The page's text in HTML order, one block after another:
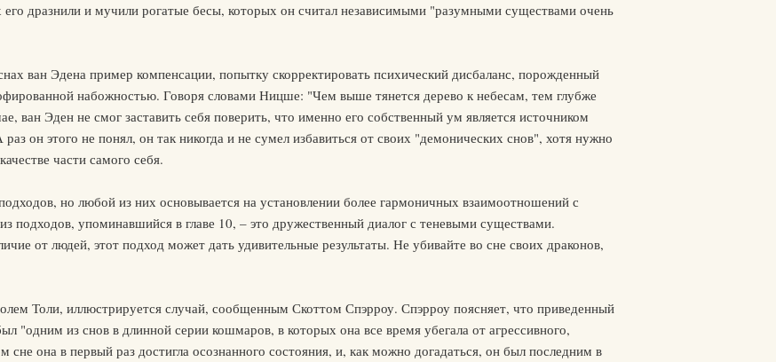
дразнили и мучили рогатые бесы, которых он считал независимыми "разумными существами очень
ван Эдена пример компенсации, попытку скорректировать психический дисбаланс, порожденный
набожностью. Говоря словами Ницше: "Чем выше тянется дерево к небесам, тем глубже
ван Эден не смог заставить себя поверить, что именно его собственный ум является источником
он этого не понял, он так никогда и не сумел избавиться от своих "демонических снов", хотя нужно
части самого себя.
но любой из них основывается на установлении более гармоничных взаимоотношений с
подходов, упоминавшийся в главе 10, – это дружественный диалог с теневыми существами.
от людей, этот подход может дать удивительные результаты. Не убивайте во сне своих драконов,
Толи, иллюстрируется случай, сообщенным Скоттом Спэрроу. Спэрроу поясняет, что приведенный
из снов в длинной серии кошмаров, в которых она все время убегала от агрессивного,
она в первый раз достигла осознанного состояния, и, как можно догадаться, он был последним в